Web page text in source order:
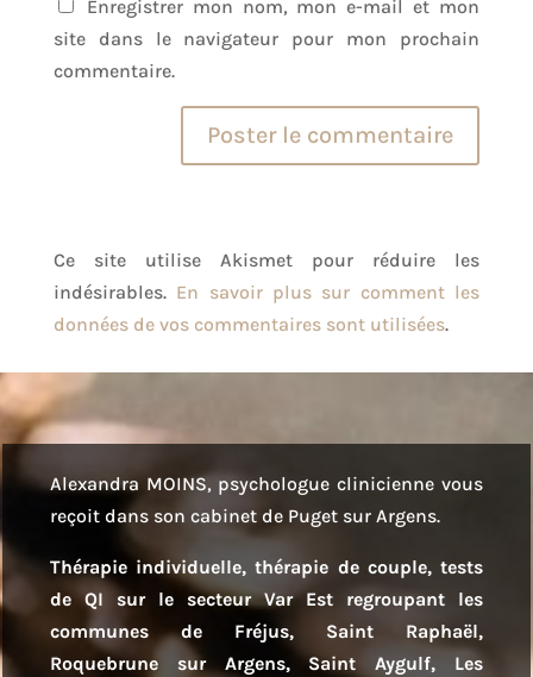
Enregistrer mon nom, mon e-mail et mon
site dans le navigateur pour mon prochain
commentaire.
Ce site utilise Akismet pour réduire les
indésirables. En savoir plus sur comment les
données de vos commentaires sont utilisées.
Alexandra MOINS, psychologue clinicienne vous
reçoit dans son cabinet de Puget sur Argens.
Thérapie individuelle, thérapie de couple, tests
de QI sur le secteur Var Est regroupant les
communes de Fréjus, Saint Raphaël,
Roquebrune sur Argens, Saint Aygulf, Les